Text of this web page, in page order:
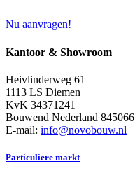
Nu aanvragen!
Kantoor & Showroom
Heivlinderweg 61
1113 LS Diemen
KvK 34371241
Bouwend Nederland 845066
E-mail: info@novobouw.nl
Particuliere markt